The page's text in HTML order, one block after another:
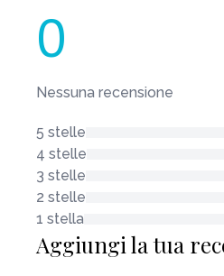
0
Nessuna recensione
5 stelle
4 stelle
3 stelle
2 stelle
1 stella
Aggiungi la tua